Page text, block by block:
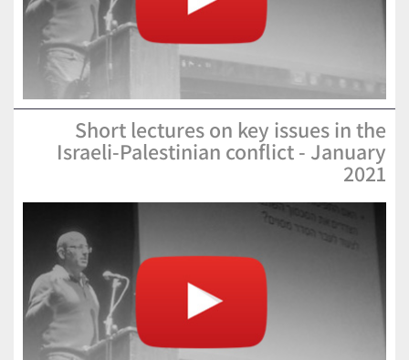
Short lectures on key issues in the
Israeli-Palestinian conflict - January
2021